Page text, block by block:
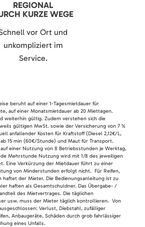
REGIONAL
KURZE WEGE
vor Ort und
unkompliziert im
Service.
beruht auf einer 1-Tagesmietdauer für
auf einer Monatsmietdauer ab 20 Miettagen.
weiterhin gültig. Zudem verstehen sich die
gültigen MwSt. sowie der Versicherung von 7 %
anfallender Kosten für Kraftstoff (Diesel 2,12€/L,
15 min (60€/Stunde) und Maut für Transport.
einer Nutzung von 8 Betriebsstunden je Werktag,
Mehrstunde Nutzung wird mit 1/8 des jeweiligen
Eine Verkürzung der Mietdauer führt zu einer
von Minderstunden erfolgt nicht. Für Reifen,
haftet der Mieter. Die Bedienungsanleitung ist zu
haften als Gesamtschuldner. Das Übergabe- /
des Mietvertrages. Die täglichen
usw. muss der Mieter täglich kontrollieren. Von
Verlust, Diebstahl, zufälliger
Anbaugeräte, Schäden durch grob fahrlässiger
eines Unfalls.